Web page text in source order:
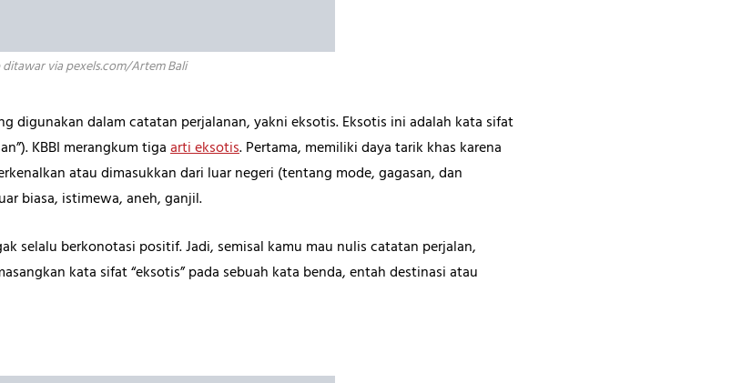
via pexels.com/Artem Bali
digunakan dalam catatan perjalanan, yakni eksotis. Eksotis ini adalah kata sifat
KBBI merangkum tigaarti eksotis. Pertama, memiliki daya tarik khas karena
atau dimasukkan dari luar negeri (tentang mode, gagasan, dan
biasa, istimewa, aneh, ganjil.
selalu berkonotasi positif. Jadi, semisal kamu mau nulis catatan perjalan,
kata sifat “eksotis” pada sebuah kata benda, entah destinasi atau